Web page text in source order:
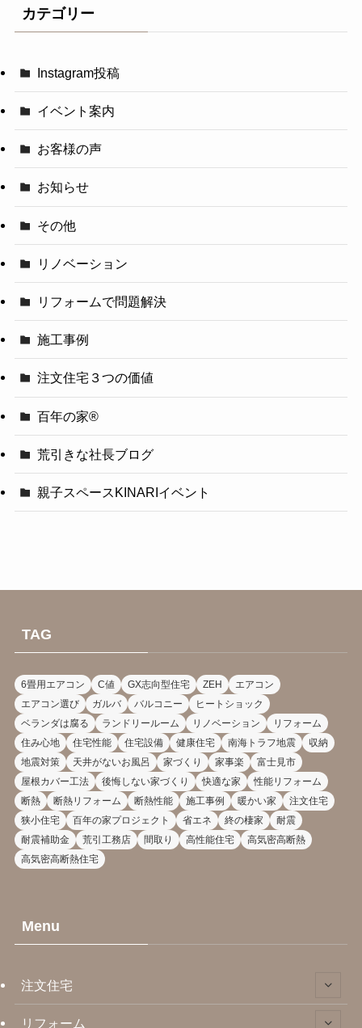
カテゴリー
Instagram投稿
イベント案内
お客様の声
お知らせ
その他
リノベーション
リフォームで問題解決
施工事例
注文住宅３つの価値
百年の家®️
荒引きな社長ブログ
親子スペースKINARIイベント
TAG
6畳用エアコン C値 GX志向型住宅 ZEH
エアコン
エアコン選び
ガルバ バルコニー
ヒートショック
ベランダは腐る
ランドリールーム リノベーション
リフォーム
住み心地
住宅性能 住宅設備 健康住宅 南海トラフ地震
収納
地震対策
天井がないお風呂 家づくり 家事楽
富士見市
屋根カバー工法
後悔しない家づくり 快適な家
性能リフォーム
断熱
断熱リフォーム 断熱性能 施工事例 暖かい家
注文住宅
狭小住宅
百年の家プロジェクト 省エネ 終の棲家
耐震
耐震補助金
荒引工務店 間取り 高性能住宅
高気密高断熱
高気密高断熱住宅
Menu
注文住宅
リフォーム